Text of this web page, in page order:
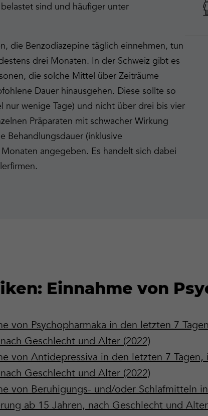
sind und häufiger unter
die Benzodiazepine täglich einnehmen, tun
drei Monaten. In der Schweiz gibt es
die solche Mittel über Zeiträume
Dauer hinausgehen. Diese sollte so
nur wenige Tage) und nicht über drei bis vier
Präparaten mit schwacher Wirkung
Behandlungsdauer (inklusive
angegeben. Es handelt sich dabei
Einnahme von
von Psychopharmaka in den letzten 7
Geschlecht und Alter (2022)
von Antidepressiva in den letzten 7
Geschlecht und Alter (2022)
von Beruhigungs- und/oder Schlafmitteln
ab 15 Jahren, nach Geschlecht und